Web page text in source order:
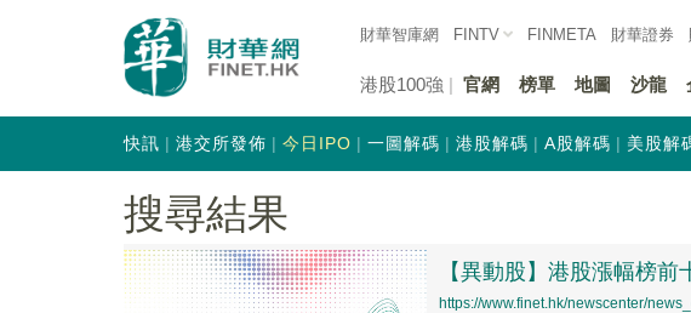
財華智庫網 FINTV FINMETA 財華證券
港股100強 官網 榜單 地圖 沙龍
快訊 港交所發佈 今日IPO 一圖解碼 港股解碼 A股解碼 美股解
搜尋結果
【異動股】港股漲幅榜
https://www.finet.hk/newscenter/